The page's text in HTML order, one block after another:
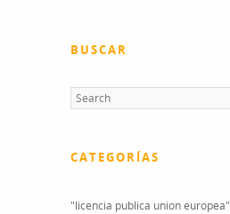
BUSCAR
CATEGORÍAS
"licencia publica union europea"